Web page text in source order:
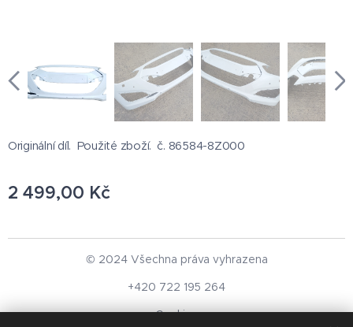
Originální díl. Použité zboží. č. 86584-8Z000
2 499,00 Kč
© 2024 Všechna práva vyhrazena
+420 722 195 264
Cookies